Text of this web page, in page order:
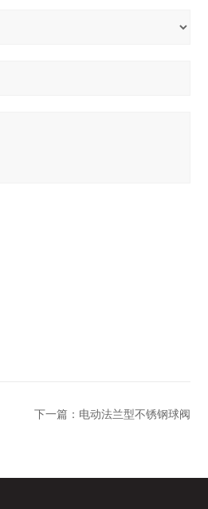
下一篇： 电动法兰型不锈钢球阀